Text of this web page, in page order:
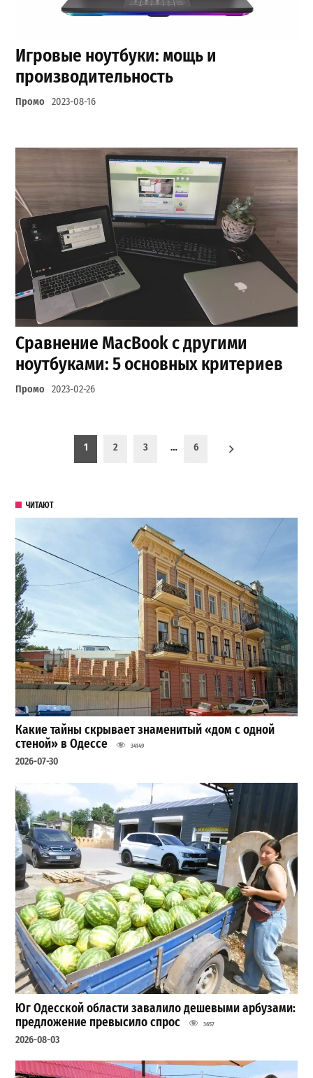
Игровые ноутбуки: мощь и
производительность
Промо 2023-08-16
Сравнение MacBook с другими
ноутбуками: 5 основных критериев
Промо 2023-02-26
Пагинация записей
1 2 3 … 6
ЧИТАЮТ
Какие тайны скрывает знаменитый «дом с одной
стеной» в Одессе
34149
2026-07-30
Юг Одесской области завалило дешевыми арбузами:
предложение превысило спрос
3657
2026-08-03